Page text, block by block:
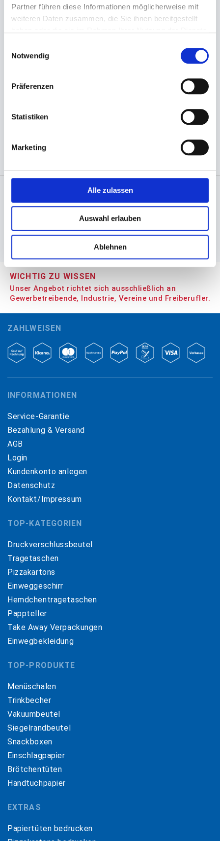
Partner führen diese Informationen möglicherweise mit
weiteren Daten zusammen, die Sie ihnen bereitgestellt
Notwendig
Präferenzen
Statistiken
Marketing
Alle zulassen
Auswahl erlauben
Ablehnen
- Maße:120x110x45mm
- Fassungsvermögen: 450m
- Zu 100% aus nachwachsenden Rohstoffen
(Abb. ähnlich, ggf. ohne Dekoration; die Farben
können auf dem Bildschirm anders erscheinen als
Angaben zur Informationspflichten der GPSR
Produktsicherheitsverordnung:
packpack.de GmbH, Am
WICHTIG ZU WISSEN
Unser Angebot richtet sich ausschließlich an
Gewerbetreibende, Industrie, Vereine und Freiberufler.
ZAHLWEISEN
INFORMATIONEN
Service-Garantie
Bezahlung & Versand
AGB
Login
Kundenkonto anlegen
Datenschutz
Kontakt/Impressum
TOP-KATEGORIEN
Druckverschlussbeutel
Tragetaschen
Pizzakartons
Einweggeschirr
Hemdchentragetaschen
Pappteller
Take Away Verpackungen
Einwegbekleidung
TOP-PRODUKTE
Menüschalen
Trinkbecher
Vakuumbeutel
Siegelrandbeutel
Snackboxen
Einschlagpapier
Brötchentüten
Handtuchpapier
EXTRAS
Papiertüten bedrucken